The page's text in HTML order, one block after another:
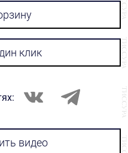
клик
видео